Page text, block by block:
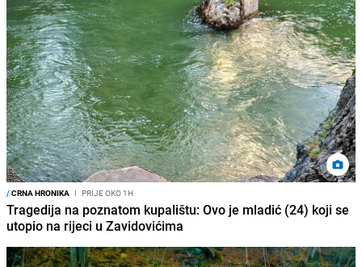
/CRNA HRONIKA I PRIJE OKO 1H
Tragedija na poznatom kupalištu: Ovo je mladić (24) koji se
utopio na rijeci u Zavidovićima